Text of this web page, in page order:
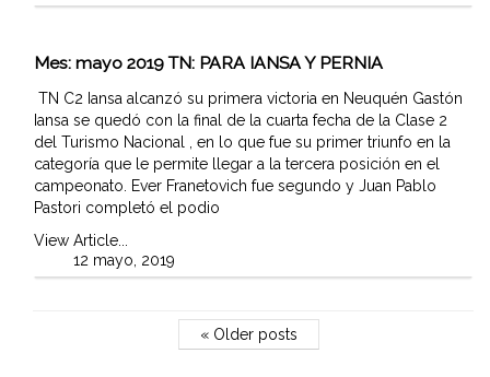
Mes: mayo 2019 TN: PARA IANSA Y PERNIA
TN C2 Iansa alcanzó su primera victoria en Neuquén Gastón
Iansa se quedó con la final de la cuarta fecha de la Clase 2
del Turismo Nacional , en lo que fue su primer triunfo en la
categoría que le permite llegar a la tercera posición en el
campeonato. Ever Franetovich fue segundo y Juan Pablo
Pastori completó el podio
View Article...
12 mayo, 2019
« Older posts